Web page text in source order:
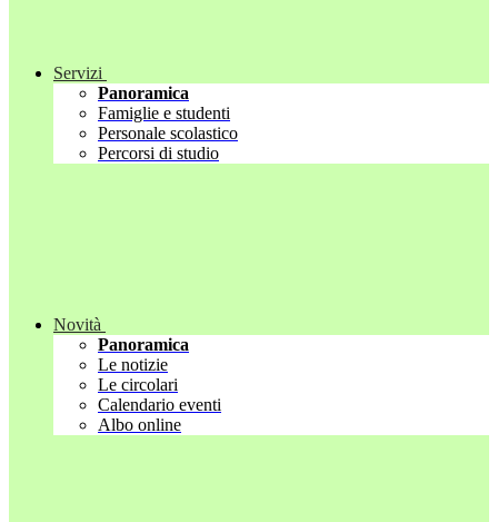
Servizi
Panoramica
Famiglie e studenti
Personale scolastico
Percorsi di studio
Novità
Panoramica
Le notizie
Le circolari
Calendario eventi
Albo online